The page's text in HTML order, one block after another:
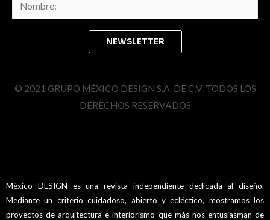
© 2021 GRUPO MÉXICO DESIGN S.A. DE C.V. TODOS LOS
DERECHOS RESERVADOS
México DESIGN es una revista independiente dedicada al diseño.
Mediante un criterio cuidadoso, abierto y ecléctico, mostramos los
proyectos de arquitectura e interiorismo que más nos entusiasman de